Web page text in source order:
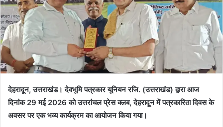
देहरादून, उत्तराखंड। देवभूमि पत्रकार यूनियन रजि. (उत्तराखंड) द्वारा आज
दिनांक 29 मई 2026 को उत्तरांचल प्रेस क्लब, देहरादून में पत्रकारिता दिवस के
अवसर पर एक भव्य कार्यक्रम का आयोजन किया गया।